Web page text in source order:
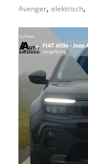
Avenger, elektrisch,